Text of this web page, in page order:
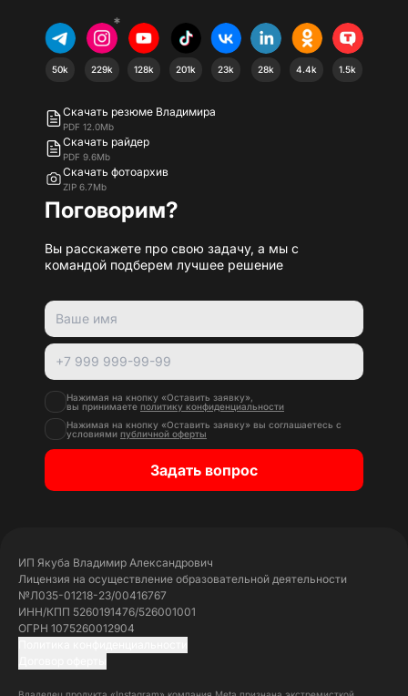
50k
*
229k 128k 201k 23k 28k 4.4k 1.5k
Скачать резюме Владимира
PDF 12.0Mb
Скачать райдер
PDF 9.6Mb
Скачать фотоархив
ZIP 6.7Mb
Поговорим?
Вы расскажете про свою задачу, а мы с
командой подберем лучшее решение
Нажимая на кнопку «Оставить заявку»,
вы принимаете политику конфиденциальности
Нажимая на кнопку «Оставить заявку» вы соглашаетесь с
условиями публичной оферты
Задать вопрос
ИП Якуба Владимир Александрович
Лицензия на осуществление образовательной деятельности
№Л035-01218-23/00416767
ИНН/КПП 5260191476/526001001
ОГРН 1075260012904